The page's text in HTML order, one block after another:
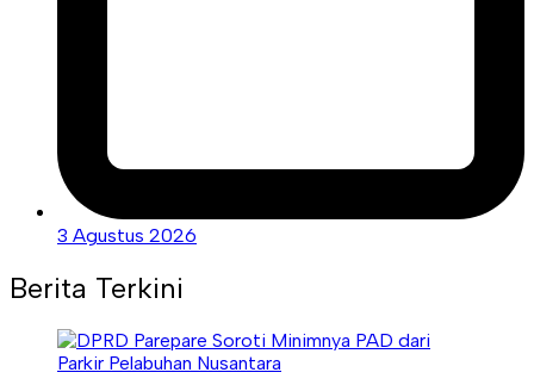
3 Agustus 2026
Berita Terkini